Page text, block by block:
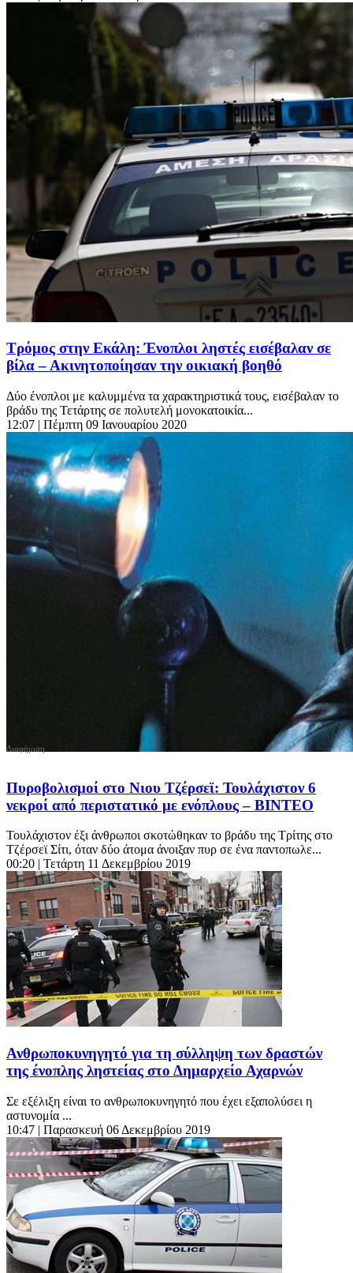
Τρόμος στην Εκάλη: Ένοπλοι ληστές εισέβαλαν σε
βίλα – Ακινητοποίησαν την οικιακή βοηθό
Δύο ένοπλοι με καλυμμένα τα χαρακτηριστικά τους, εισέβαλαν το
βράδυ της Τετάρτης σε πολυτελή μονοκατοικία...
12:07 | Πέμπτη 09 Ιανουαρίου 2020
Πυροβολισμοί στο Νιου Τζέρσεϊ: Τουλάχιστον 6
νεκροί από περιστατικό με ενόπλους – ΒΙΝΤΕΟ
Τουλάχιστον έξι άνθρωποι σκοτώθηκαν το βράδυ της Τρίτης στο
Τζέρσεϊ Σίτι, όταν δύο άτομα άνοιξαν πυρ σε ένα παντοπωλε...
00:20 | Τετάρτη 11 Δεκεμβρίου 2019
Ανθρωποκυνηγητό για τη σύλληψη των δραστών
της ένοπλης ληστείας στο Δημαρχείο Αχαρνών
Σε εξέλιξη είναι το ανθρωποκυνηγητό που έχει εξαπολύσει η
αστυνομία ...
10:47 | Παρασκευή 06 Δεκεμβρίου 2019